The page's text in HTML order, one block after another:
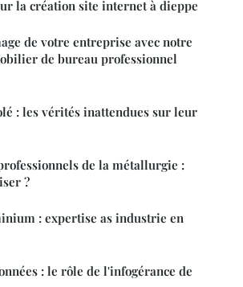
la création site internet à dieppe
de votre entreprise avec notre
de bureau professionnel
: les vérités inattendues sur leur
de la métallurgie :
?
: expertise as industrie en
: le rôle de l'infogérance de